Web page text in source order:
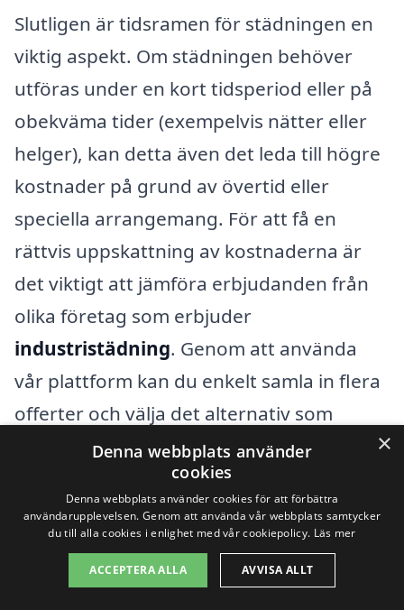
Slutligen är tidsramen för städningen en
viktig aspekt. Om städningen behöver
utföras under en kort tidsperiod eller på
obekväma tider (exempelvis nätter eller
helger), kan detta även det leda till högre
kostnader på grund av övertid eller
speciella arrangemang. För att få en
rättvis uppskattning av kostnaderna är
det viktigt att jämföra erbjudanden från
olika företag som erbjuder
industristädning. Genom att använda
vår plattform kan du enkelt samla in flera
offerter och välja det alternativ som
passar dina behov och budget bäst.
Få 3 erbjudanden, gratis och utan
förpliktelser
×
Denna webbplats använder
cookies
Denna webbplats använder cookies för att förbättra
användarupplevelsen. Genom att använda vår webbplats samtycker
du till alla cookies i enlighet med vår cookiepolicy. Läs mer
ACCEPTERA ALLA AVVISA ALLT